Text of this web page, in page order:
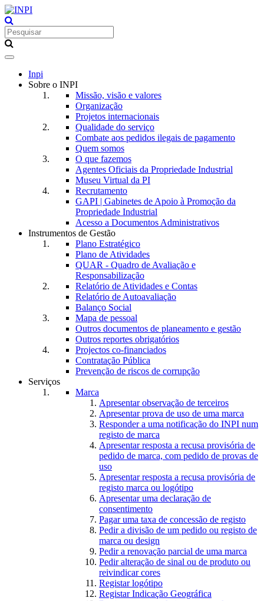
Toggle
navigation
Inpi
Sobre o INPI
Missão, visão e valores
Organização
Projetos internacionais
Qualidade do serviço
Combate aos pedidos ilegais de pagamento
Quem somos
O que fazemos
Agentes Oficiais da Propriedade Industrial
Museu Virtual da PI
Recrutamento
GAPI | Gabinetes de Apoio à Promoção da
Propriedade Industrial
Acesso a Documentos Administrativos
Instrumentos de Gestão
Plano Estratégico
Plano de Atividades
QUAR - Quadro de Avaliação e
Responsabilização
Relatório de Atividades e Contas
Relatório de Autoavaliação
Balanço Social
Mapa de pessoal
Outros documentos de planeamento e gestão
Outros reportes obrigatórios
Projectos co-financiados
Contratação Pública
Prevenção de riscos de corrupção
Serviços
Marca
Apresentar observação de terceiros
Apresentar prova de uso de uma marca
Responder a uma notificação do INPI num
registo de marca
Apresentar resposta a recusa provisória de
pedido de marca, com pedido de provas de
uso
Apresentar resposta a recusa provisória de
registo marca ou logótipo
Apresentar uma declaração de
consentimento
Pagar uma taxa de concessão de registo
Pedir a divisão de um pedido ou registo de
marca ou design
Pedir a renovação parcial de uma marca
Pedir alteração de sinal ou de produto ou
reivindicar cores
Registar logótipo
Registar Indicação Geográfica